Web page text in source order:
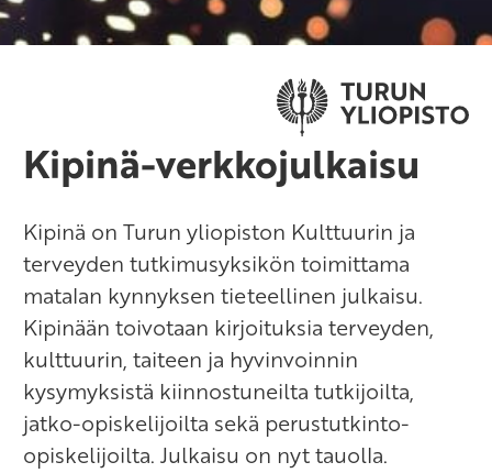
Kipinä-verkkojulkaisu
Kipinä on Turun yliopiston Kulttuurin ja
terveyden tutkimusyksikön toimittama
matalan kynnyksen tieteellinen julkaisu.
Kipinään toivotaan kirjoituksia terveyden,
kulttuurin, taiteen ja hyvinvoinnin
kysymyksistä kiinnostuneilta tutkijoilta,
jatko-opiskelijoilta sekä perustutkinto-
opiskelijoilta. Julkaisu on nyt tauolla.